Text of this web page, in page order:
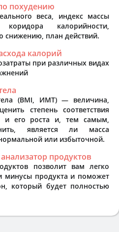
похудению
веса, индекс массы
калорийности,
снижению, план действий.
калорий
при различных видах
(BMI, ИМТ) — величина,
степень соответствия
и его роста и, тем самым,
является ли масса
или избыточной.
продуктов
позволит вам легко
минусы продукта и поможет
который будет полностью